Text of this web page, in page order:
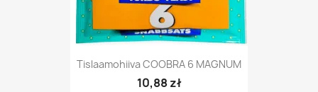
Tislaamohiiva COOBRA 6 MAGNUM
10,88 zł